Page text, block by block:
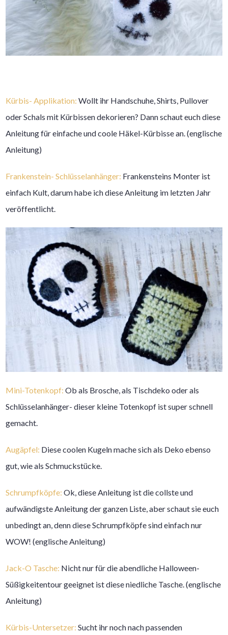
Kürbis- Applikation: Wollt ihr Handschuhe, Shirts, Pullover
oder Schals mit Kürbissen dekorieren? Dann schaut euch diese
Anleitung für einfache und coole Häkel-Kürbisse an. (englische
Anleitung)
Frankenstein- Schlüsselanhänger: Frankensteins Monter ist
einfach Kult, darum habe ich diese Anleitung im letzten Jahr
veröffentlicht.
Mini-Totenkopf: Ob als Brosche, als Tischdeko oder als
Schlüsselanhänger- dieser kleine Totenkopf ist super schnell
gemacht.
Augäpfel: Diese coolen Kugeln mache sich als Deko ebenso
gut, wie als Schmuckstücke.
Schrumpfköpfe: Ok, diese Anleitung ist die collste und
aufwändigste Anleitung der ganzen Liste, aber schaut sie euch
unbedingt an, denn diese Schrumpfköpfe sind einfach nur
WOW! (englische Anleitung)
Jack-O Tasche: Nicht nur für die abendliche Halloween-
Süßigkeitentour geeignet ist diese niedliche Tasche. (englische
Anleitung)
Kürbis-Untersetzer: Sucht ihr noch nach passenden